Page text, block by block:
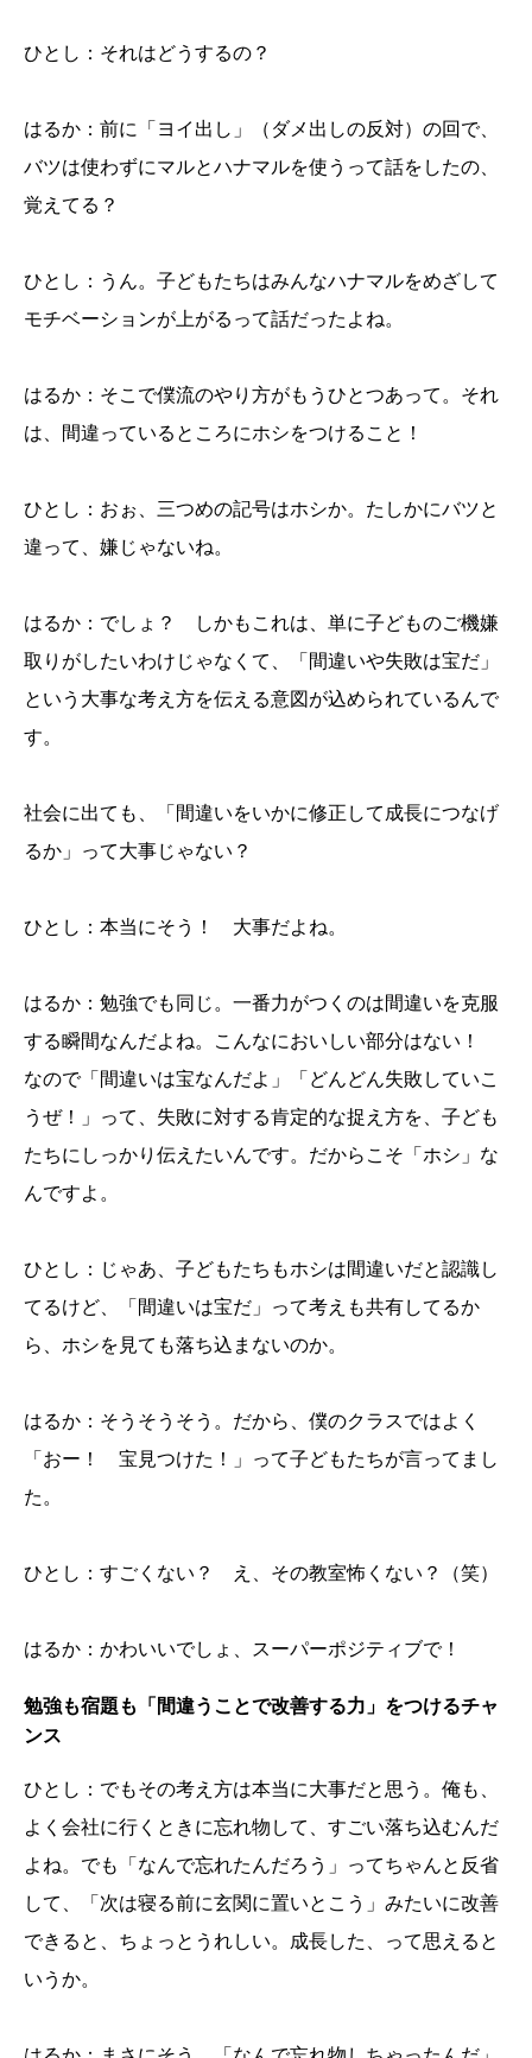
ひとし：それはどうするの？
はるか：前に「ヨイ出し」（ダメ出しの反対）の回で、
バツは使わずにマルとハナマルを使うって話をしたの、
覚えてる？
ひとし：うん。子どもたちはみんなハナマルをめざして
モチベーションが上がるって話だったよね。
はるか：そこで僕流のやり方がもうひとつあって。それ
は、間違っているところにホシをつけること！
ひとし：おぉ、三つめの記号はホシか。たしかにバツと
違って、嫌じゃないね。
はるか：でしょ？ しかもこれは、単に子どものご機嫌
取りがしたいわけじゃなくて、「間違いや失敗は宝だ」
という大事な考え方を伝える意図が込められているんで
す。
社会に出ても、「間違いをいかに修正して成長につなげ
るか」って大事じゃない？
ひとし：本当にそう！ 大事だよね。
はるか：勉強でも同じ。一番力がつくのは間違いを克服
する瞬間なんだよね。こんなにおいしい部分はない！
なので「間違いは宝なんだよ」「どんどん失敗していこ
うぜ！」って、失敗に対する肯定的な捉え方を、子ども
たちにしっかり伝えたいんです。だからこそ「ホシ」な
んですよ。
ひとし：じゃあ、子どもたちもホシは間違いだと認識し
てるけど、「間違いは宝だ」って考えも共有してるか
ら、ホシを見ても落ち込まないのか。
はるか：そうそうそう。だから、僕のクラスではよく
「おー！ 宝見つけた！」って子どもたちが言ってまし
た。
ひとし：すごくない？ え、その教室怖くない？（笑）
はるか：かわいいでしょ、スーパーポジティブで！
勉強も宿題も「間違うことで改善する力」をつけるチャ
ンス
ひとし：でもその考え方は本当に大事だと思う。俺も、
よく会社に行くときに忘れ物して、すごい落ち込むんだ
よね。でも「なんで忘れたんだろう」ってちゃんと反省
して、「次は寝る前に玄関に置いとこう」みたいに改善
できると、ちょっとうれしい。成長した、って思えると
いうか。